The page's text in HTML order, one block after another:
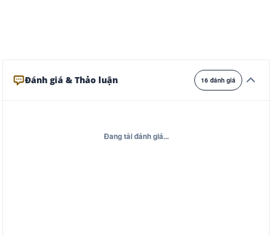
Đánh giá & Thảo luận 16 đánh giá
Đang tải đánh giá...